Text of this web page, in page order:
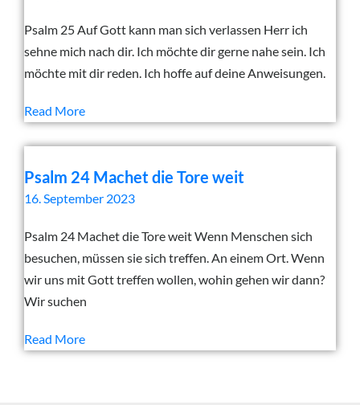
Psalm 25 Auf Gott kann man sich verlassen Herr ich
sehne mich nach dir. Ich möchte dir gerne nahe sein. Ich
möchte mit dir reden. Ich hoffe auf deine Anweisungen.
Read More
Psalm 24 Machet die Tore weit
16. September 2023
Psalm 24 Machet die Tore weit Wenn Menschen sich
besuchen, müssen sie sich treffen. An einem Ort. Wenn
wir uns mit Gott treffen wollen, wohin gehen wir dann?
Wir suchen
Read More